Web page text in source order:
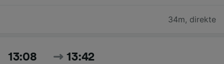
34m, direkte
13:08 13:42